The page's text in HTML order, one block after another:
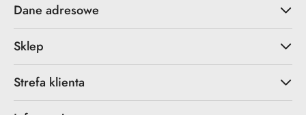
Dane adresowe
Sklep
Strefa klienta